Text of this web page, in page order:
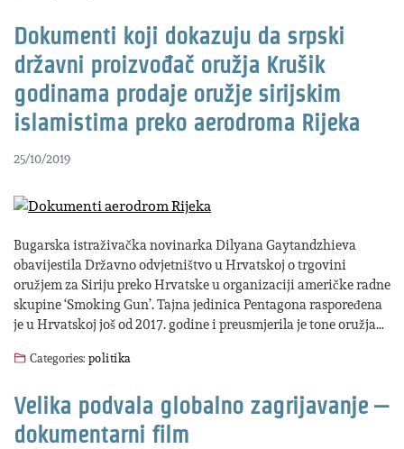
Dokumenti koji dokazuju da srpski
državni proizvođač oružja Krušik
godinama prodaje oružje sirijskim
islamistima preko aerodroma Rijeka
25/10/2019
Bugarska istraživačka novinarka Dilyana Gaytandzhieva
obavijestila Državno odvjetništvo u Hrvatskoj o trgovini
oružjem za Siriju preko Hrvatske u organizaciji američke radne
skupine ‘Smoking Gun’. Tajna jedinica Pentagona raspoređena
je u Hrvatskoj još od 2017. godine i preusmjerila je tone oružja…
Categories:politika
Velika podvala globalno zagrijavanje –
dokumentarni film